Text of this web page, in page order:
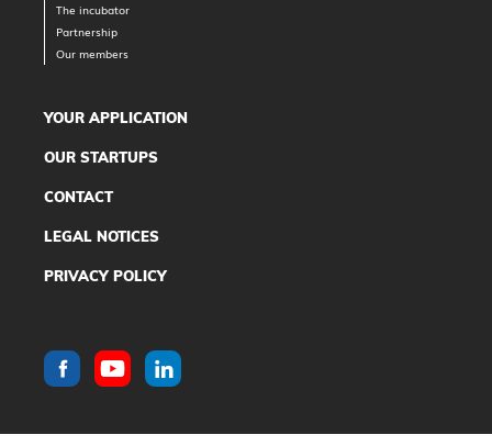
The incubator
Partnership
Our members
YOUR APPLICATION
OUR STARTUPS
CONTACT
LEGAL NOTICES
PRIVACY POLICY